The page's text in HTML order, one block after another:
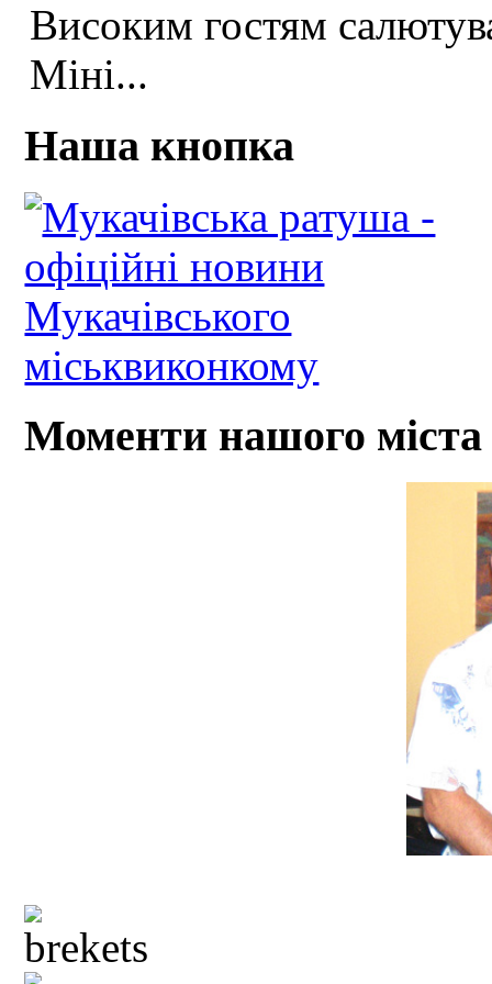
Високим гостям
Міні...
Наша кнопка
Моменти нашого міста